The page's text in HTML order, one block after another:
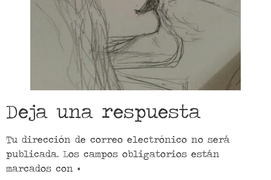
Deja una respuesta
Tu dirección de correo electrónico no será
publicada. Los campos obligatorios están
marcados con *